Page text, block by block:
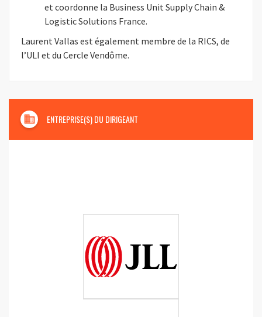
et coordonne la Business Unit Supply Chain &
Logistic Solutions France.
Laurent Vallas est également membre de la RICS, de
l’ULI et du Cercle Vendôme.
domain ENTREPRISE(S) DU DIRIGEANT